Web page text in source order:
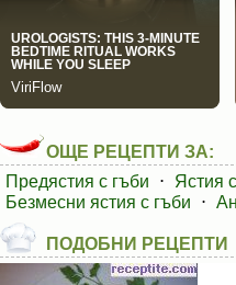
ОЩЕ РЕЦЕПТИ ЗА:
Предястия с гъби
⋅ Ястия
Безмесни ястия с гъби
⋅
ПОДОБНИ РЕЦЕПТИ